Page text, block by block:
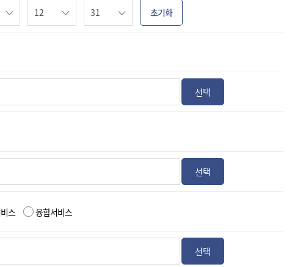
초기화
선택
선택
스 융합서비스
선택